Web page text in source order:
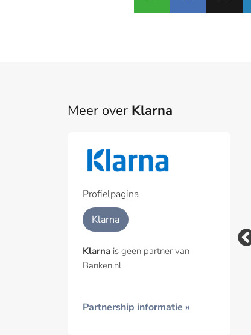
Meer over Klarna
Profielpagina
Klarna
Klarna is geen partner van
Banken.nl
Partnership informatie »
Qlarifi lanceert real-
kredietdatabase
pay later’